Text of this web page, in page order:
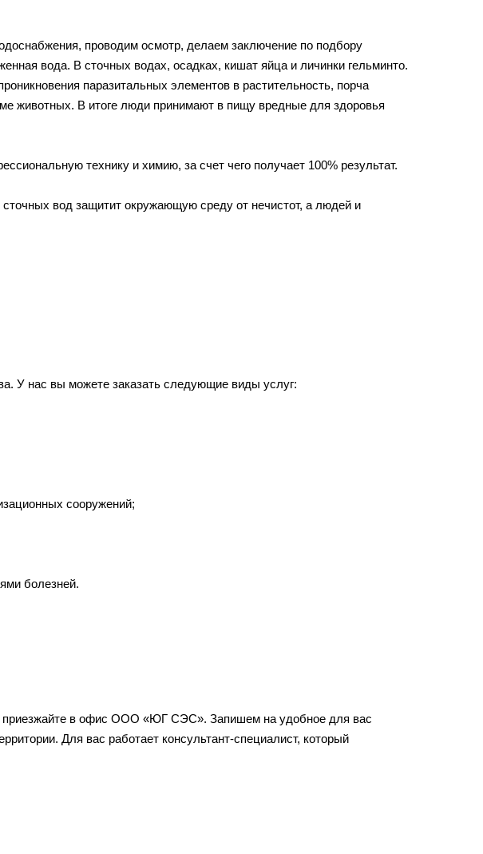
проводим осмотр, делаем заключение по подбору
вода. В сточных водах, осадках, кишат яйца и личинки гельминто.
паразитальных элементов в растительность, порча
животных. В итоге люди принимают в пищу вредные для здоровья
технику и химию, за счет чего получает 100% результат.
вод защитит окружающую среду от нечистот, а людей и
У нас вы можете заказать следующие виды услуг:
сооружений;
болезней.
приезжайте в офис ООО «ЮГ СЭС». Запишем на удобное для вас
Для вас работает консультант-специалист, который